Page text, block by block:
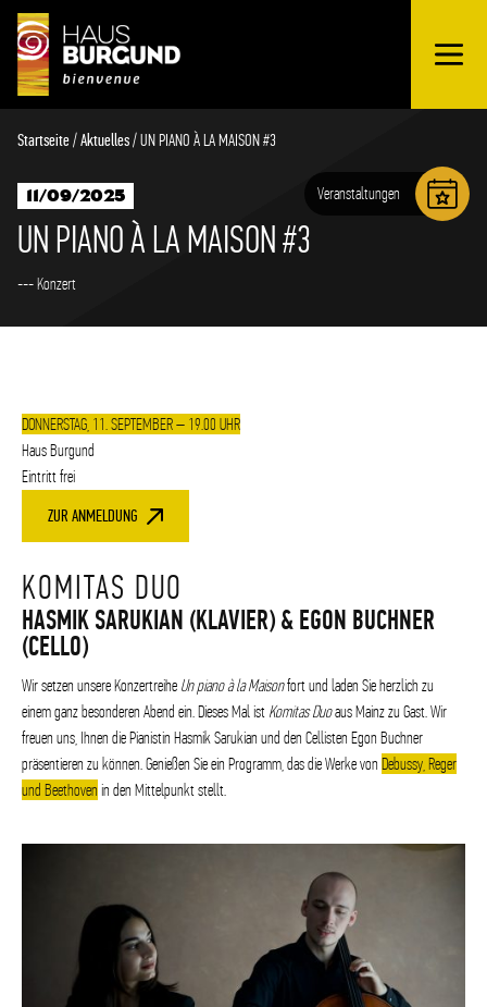
Schnellübersicht
OUVRIR
Startseite/Aktuelles/UN PIANO À LA MAISON #3
Veranstaltungen
11/09/2025
UN PIANO À LA MAISON #3
--- Konzert
DONNERSTAG, 11. SEPTEMBER – 19.00 UHR
Haus Burgund
Eintritt frei
ZUR ANMELDUNG
KOMITAS DUO
HASMIK SARUKIAN (KLAVIER) & EGON BUCHNER
(CELLO)
Wir setzen unsere Konzertreihe Un piano à la Maisonfort und laden Sie herzlich zu
einem ganz besonderen Abend ein. Dieses Mal ist Komitas Duoaus Mainz zu Gast. Wir
freuen uns, Ihnen die Pianistin Hasmik Sarukian und den Cellisten Egon Buchner
präsentieren zu können. Genießen Sie ein Programm, das die Werke von Debussy, Reger
und Beethoven in den Mittelpunkt stellt.